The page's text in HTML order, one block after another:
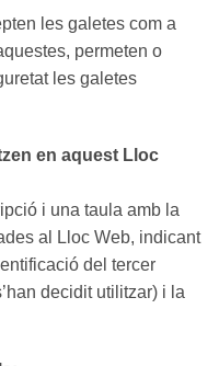
les galetes com a
permeten o
les galetes
en aquest Lloc
i una taula amb la
al Lloc Web, indicant
del tercer
decidit utilitzar) i la